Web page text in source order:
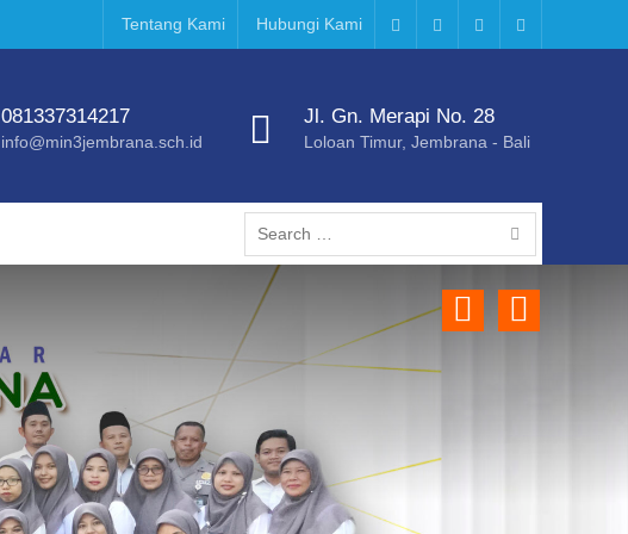
Tentang Kami Hubungi Kami
081337314217
info@min3jembrana.sch.id
Jl. Gn. Merapi No. 28
Loloan Timur, Jembrana - Bali
Search
for:
Previous